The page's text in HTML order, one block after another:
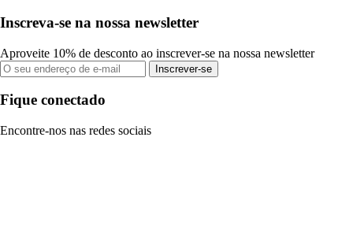
Inscreva-se na nossa newsletter
Aproveite 10% de desconto ao inscrever-se na nossa newsletter
Inscrever-se
Fique conectado
Encontre-nos nas redes sociais